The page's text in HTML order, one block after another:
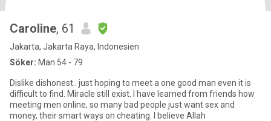
Caroline, 61
Jakarta, Jakarta Raya, Indonesien
Söker: Man 54 - 79
Dislike dishonest.. just hoping to meet a one good man even it is
difficult to find. Miracle still exist. I have learned from friends how
meeting men online, so many bad people just want sex and
money, their smart ways on cheating. I believe Allah